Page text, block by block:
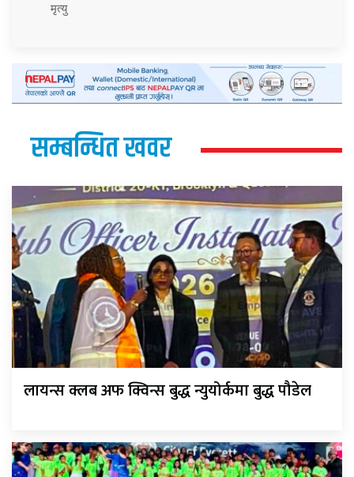
मृत्यु
सम्बन्धित खवर
लायन्स क्लब अफ क्विन्स बुद्ध न्युयोर्कमा बुद्ध पौडेल